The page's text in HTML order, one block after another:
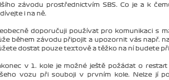
závodu prostřednictvím SBS. Co je a k
i na ně.
doporučuji používat pro komunikaci s
během závodu připojit a upozornit vás např.
dostat pouze textově a těžko na ní budete
v 1. kole je možné ještě požádat o
vozu při souboji v prvním kole. Nelze jí